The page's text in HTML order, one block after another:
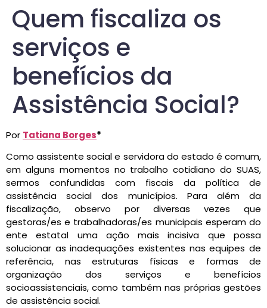
Quem fiscaliza os
serviços e
benefícios da
Assistência Social?
Por Tatiana Borges*
Como assistente social e servidora do estado é comum,
em alguns momentos no trabalho cotidiano do SUAS,
sermos confundidas com fiscais da política de
assistência social dos municípios. Para além da
fiscalização, observo por diversas vezes que
gestoras/es e trabalhadoras/es municipais esperam do
ente estatal uma ação mais incisiva que possa
solucionar as inadequações existentes nas equipes de
referência, nas estruturas físicas e formas de
organização dos serviços e benefícios
socioassistenciais, como também nas próprias gestões
de assistência social.